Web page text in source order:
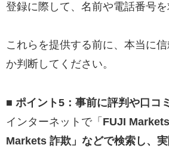
登録に際して、名前や電話番号を
これらを提供する前に、本当に
か判断してください。
■ ポイント5：事前に評判や口コ
インターネットで「 FUJI
Markets 詐欺」などで検索し、